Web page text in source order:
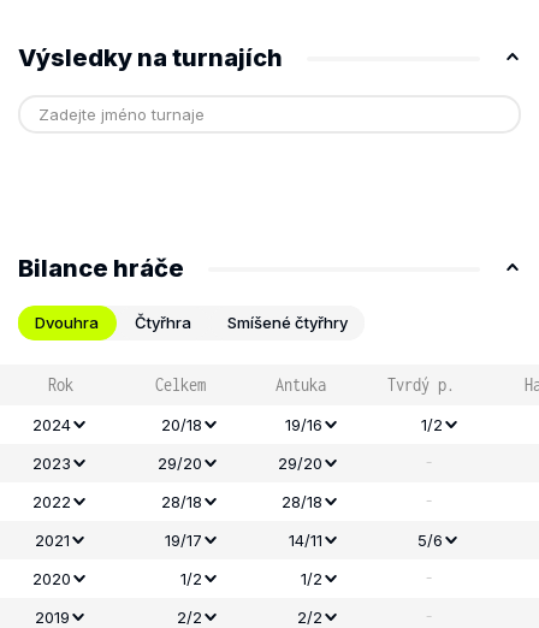
Výsledky na turnajích
Bilance hráče
Dvouhra Čtyřhra Smíšené čtyřhry
Rok Celkem Antuka Tvrdý p.
2024 20/18 19/16
1/2
2023
29/20 29/20 -
2022 28/18 28/18 -
2021 19/17 14/11
5/6
2020
1/2 1/2 -
2019 2/2 2/2 -